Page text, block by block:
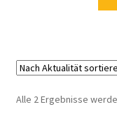
Zahlungsarten
Alle 2 Ergebnisse